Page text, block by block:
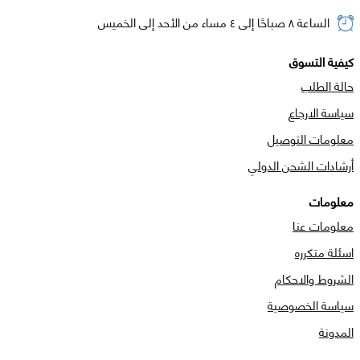
الساعة ٨ صباحًا إلى ٤ مساء من الأحد إلى الخميس
كيفية التسوق
حالة الطلب
سياسة الارجاع
معلومات التوصيل
أرشادات الشحن الدولي
معلومات
معلومات عنا
اسئلة متكرره
الشروط والاحكام
سياسة الخصوصية
المدونة